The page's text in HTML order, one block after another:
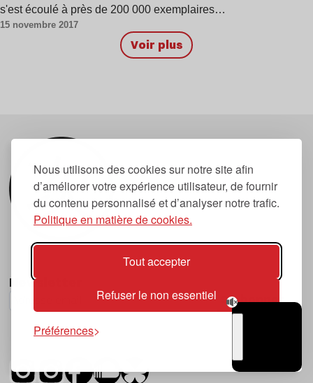
Nous utilisons des cookies sur notre site afin
d’améliorer votre expérience utilisateur, de fournir
du contenu personnalisé et d’analyser notre trafic.
Politique en matière de cookies.
Tout accepter
Refuser le non essentiel
Préférences
s'est écoulé à près de 200 000 exemplaires…
15 novembre 2017
Voir plus
Newsletter
S'abonner